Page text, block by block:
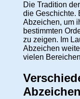
Die Tradition
die Geschichte.
Abzeichen, um
bestimmten
zu zeigen. Im
Abzeichen
vielen
Abzeichen